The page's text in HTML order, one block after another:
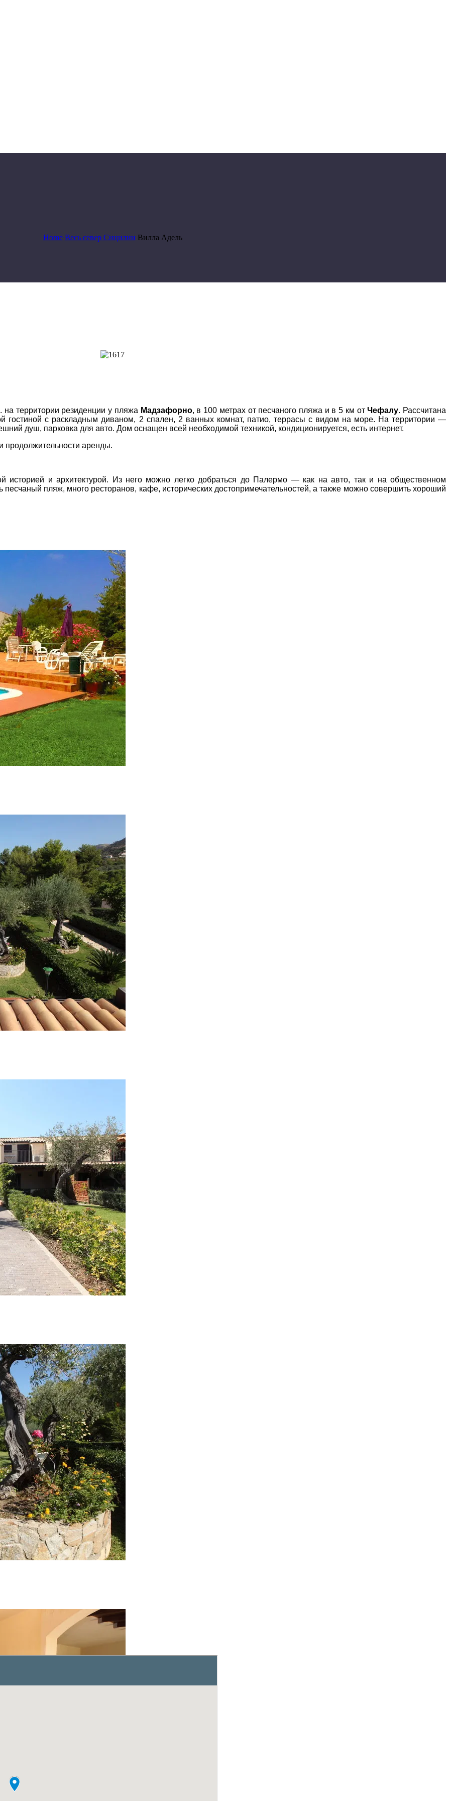
Home Весь север Сицилии Вилла Адель
территории резиденции у пляжа Мадзафорно, в 100 метрах от песчаного пляжа и в 5 км отЧефалу. Рассчитана
гостиной c раскладным диваном, 2 спален, 2 ванных комнат, патио, террасы с видом на море. На территории —
душ, парковка для авто. Дом оснащен всей необходимой техникой, кондиционируется, есть интернет.
продолжительности аренды.
историей и архитектурой. Из него можно легко добраться до Палермо — как на авто, так и на общественном
песчаный пляж, много ресторанов, кафе, исторических достопримечательностей, а также можно совершить хороший